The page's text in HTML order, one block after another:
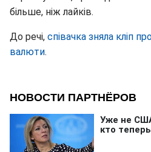
більше, ніж лайків.
До речі, співачка зняла кліп
валюти.